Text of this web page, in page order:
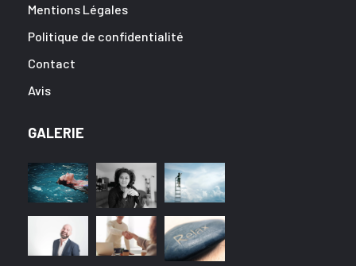
Mentions Légales
Politique de confidentialité
Contact
Avis
GALERIE